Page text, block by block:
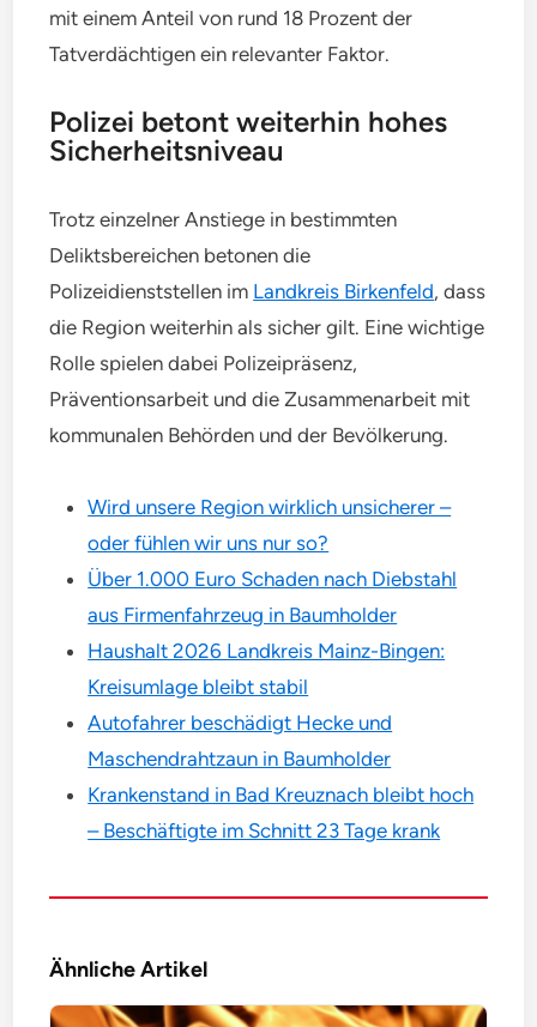
mit einem Anteil von rund 18 Prozent der
Tatverdächtigen ein relevanter Faktor.
Polizei betont weiterhin hohes
Sicherheitsniveau
Trotz einzelner Anstiege in bestimmten
Deliktsbereichen betonen die
Polizeidienststellen im Landkreis Birkenfeld, dass
die Region weiterhin als sicher gilt. Eine wichtige
Rolle spielen dabei Polizeipräsenz,
Präventionsarbeit und die Zusammenarbeit mit
kommunalen Behörden und der Bevölkerung.
Wird unsere Region wirklich unsicherer –
oder fühlen wir uns nur so?
Über 1.000 Euro Schaden nach Diebstahl
aus Firmenfahrzeug in Baumholder
Haushalt 2026 Landkreis Mainz-Bingen:
Kreisumlage bleibt stabil
Autofahrer beschädigt Hecke und
Maschendrahtzaun in Baumholder
Krankenstand in Bad Kreuznach bleibt hoch
– Beschäftigte im Schnitt 23 Tage krank
Ähnliche Artikel